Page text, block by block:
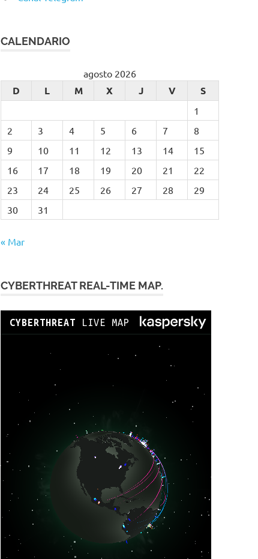
CALENDARIO
agosto 2026
D L M X J V S
1
2
3 4 5 6 7
8
9
10 11 12 13 14
15
16
17 18 19 20 21
22
23
24 25 26 27 28
29
30
31
« Mar
CYBERTHREAT REAL-TIME MAP.